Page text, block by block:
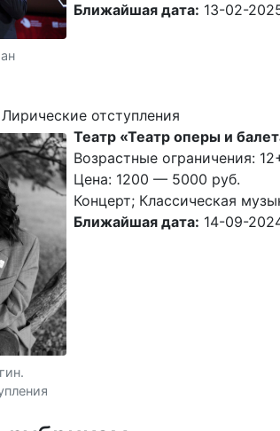
Ближайшая дата: 13-02-
отступления
Театр «Театр оперы и
Возрастные ограничения:
Цена: 1200 — 5000 руб.
Концерт; Классическая
Ближайшая дата: 14-09-